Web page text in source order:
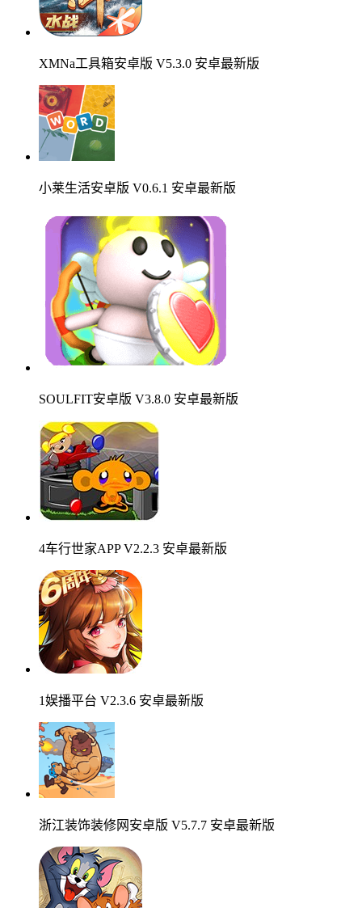
XMNa工具箱安卓版 V5.3.0 安卓最新版
小莱生活安卓版 V0.6.1 安卓最新版
SOULFIT安卓版 V3.8.0 安卓最新版
4车行世家APP V2.2.3 安卓最新版
1娱播平台 V2.3.6 安卓最新版
浙江装饰装修网安卓版 V5.7.7 安卓最新版